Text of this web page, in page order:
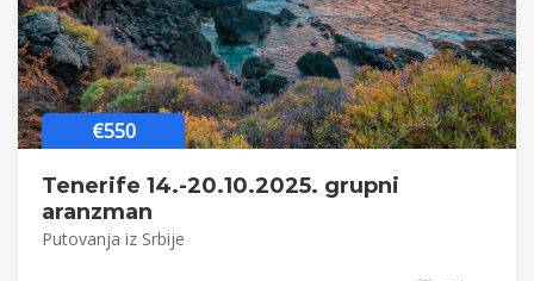
€550
Tenerife 14.-20.10.2025. grupni
aranzman
Putovanja iz Srbije